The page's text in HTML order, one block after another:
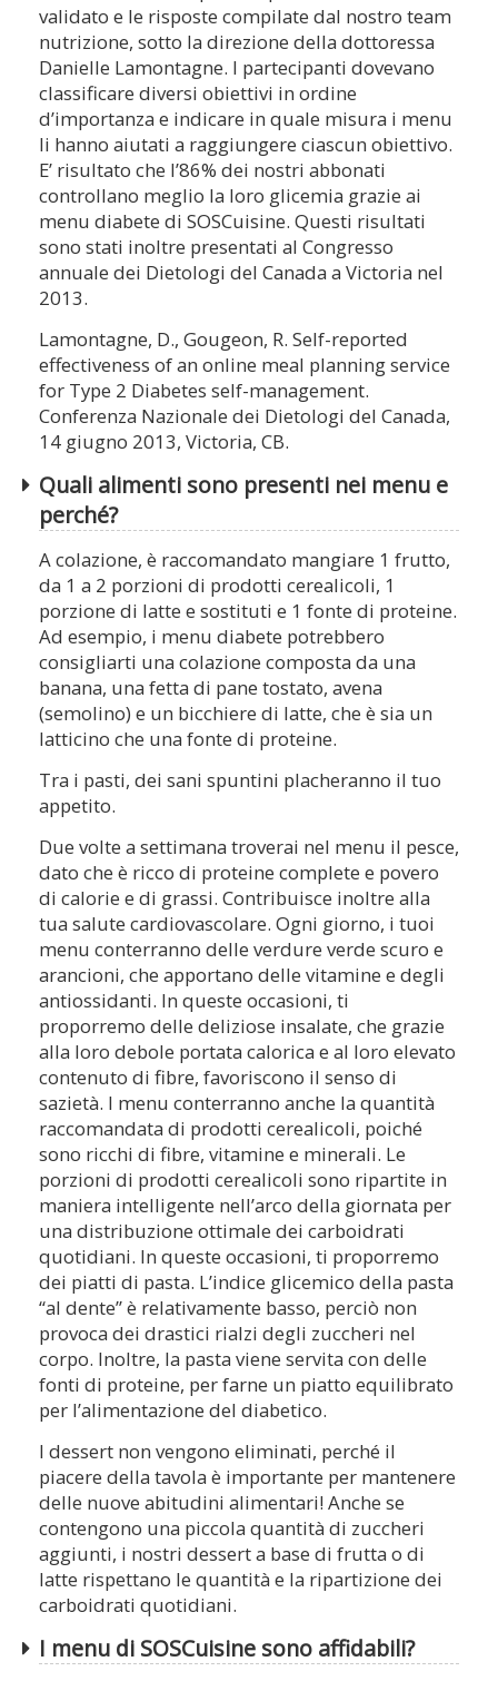
validato e le risposte compilate dal nostro team
nutrizione, sotto la direzione della dottoressa
Danielle Lamontagne. I partecipanti dovevano
classificare diversi obiettivi in ordine
d’importanza e indicare in quale misura i menu
li hanno aiutati a raggiungere ciascun obiettivo.
E’ risultato che l’86% dei nostri abbonati
controllano meglio la loro glicemia grazie ai
menu diabete di SOSCuisine. Questi risultati
sono stati inoltre presentati al Congresso
annuale dei Dietologi del Canada a Victoria nel
2013.
Lamontagne, D., Gougeon, R. Self-reported
effectiveness of an online meal planning service
for Type 2 Diabetes self-management.
Conferenza Nazionale dei Dietologi del Canada,
14 giugno 2013, Victoria, CB.
Quali alimenti sono presenti nei menu e
perché?
A colazione, è raccomandato mangiare 1 frutto,
da 1 a 2 porzioni di prodotti cerealicoli, 1
porzione di latte e sostituti e 1 fonte di proteine.
Ad esempio, i menu diabete potrebbero
consigliarti una colazione composta da una
banana, una fetta di pane tostato, avena
(semolino) e un bicchiere di latte, che è sia un
latticino che una fonte di proteine.
Tra i pasti, dei sani spuntini placheranno il tuo
appetito.
Due volte a settimana troverai nel menu il pesce,
dato che è ricco di proteine complete e povero
di calorie e di grassi. Contribuisce inoltre alla
tua salute cardiovascolare. Ogni giorno, i tuoi
menu conterranno delle verdure verde scuro e
arancioni, che apportano delle vitamine e degli
antiossidanti. In queste occasioni, ti
proporremo delle deliziose insalate, che grazie
alla loro debole portata calorica e al loro elevato
contenuto di fibre, favoriscono il senso di
sazietà. I menu conterranno anche la quantità
raccomandata di prodotti cerealicoli, poiché
sono ricchi di fibre, vitamine e minerali. Le
porzioni di prodotti cerealicoli sono ripartite in
maniera intelligente nell’arco della giornata per
una distribuzione ottimale dei carboidrati
quotidiani. In queste occasioni, ti proporremo
dei piatti di pasta. L’indice glicemico della pasta
“al dente” è relativamente basso, perciò non
provoca dei drastici rialzi degli zuccheri nel
corpo. Inoltre, la pasta viene servita con delle
fonti di proteine, per farne un piatto equilibrato
per l’alimentazione del diabetico.
I dessert non vengono eliminati, perché il
piacere della tavola è importante per mantenere
delle nuove abitudini alimentari! Anche se
contengono una piccola quantità di zuccheri
aggiunti, i nostri dessert a base di frutta o di
latte rispettano le quantità e la ripartizione dei
carboidrati quotidiani.
I menu di SOSCuisine sono affidabili?